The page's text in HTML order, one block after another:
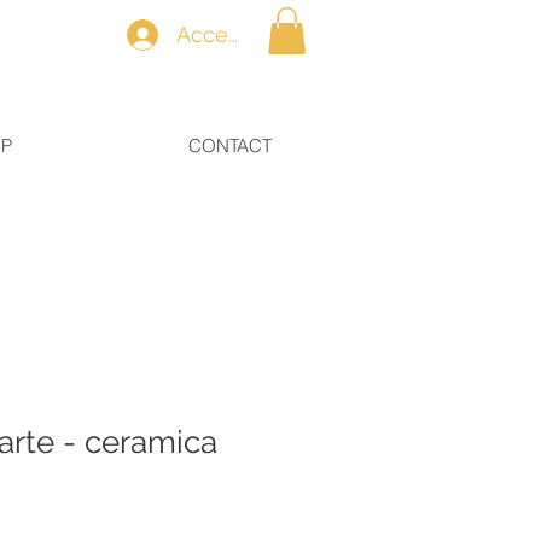
Accedi
CONTACT
- ceramica